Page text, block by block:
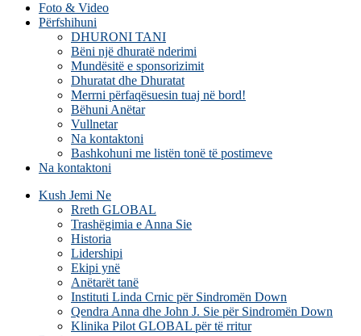
Foto & Video
Përfshihuni
DHURONI TANI
Bëni një dhuratë nderimi
Mundësitë e sponsorizimit
Dhuratat dhe Dhuratat
Merrni përfaqësuesin tuaj në bord!
Bëhuni Anëtar
Vullnetar
Na kontaktoni
Bashkohuni me listën tonë të postimeve
Na kontaktoni
Kush Jemi Ne
Rreth GLOBAL
Trashëgimia e Anna Sie
Historia
Lidershipi
Ekipi ynë
Anëtarët tanë
Instituti Linda Crnic për Sindromën Down
Qendra Anna dhe John J. Sie për Sindromën Down
Klinika Pilot GLOBAL për të rritur